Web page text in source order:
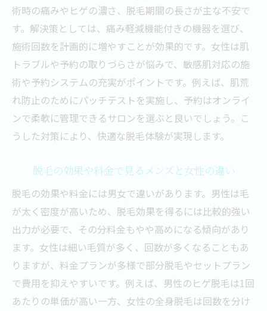
術時の痛みやヒゲの濃さ、脱毛期間の長さが主な不安で
す。解決策としては、痛み軽減機能付きの機器を選び、
施術回数を計画的に増やすことが効果的です。女性は肌
トラブルや予約の取りづらさが悩みで、敏感肌対応の施
術や予約システムの充実がポイントです。例えば、肌荒
れ防止のためにパッチテストを実施し、予約はオンライ
ンで柔軟に管理できるサロンを選ぶと良いでしょう。こ
うした対策により、快適な脱毛体験が実現します。
脱毛の効果や料金で見るメンズと女性の違い
脱毛の効果や料金には男女で違いがあります。男性は毛
が太く密度が高いため、脱毛効果を得るには比較的強い
出力が必要で、その分料金もやや高めになる傾向があり
ます。女性は細い毛質が多く、回数が多くなることもあ
りますが、料金プランが多様で部分脱毛やセットプラン
で費用を抑えやすいです。例えば、男性のヒゲ脱毛は1回
あたりの単価が高い一方、女性の全身脱毛は回数を分け